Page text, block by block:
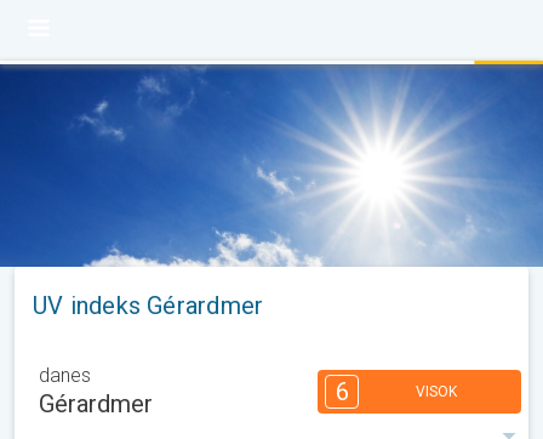
UV indeks Gérardmer
danes
Gérardmer 6 VISOK